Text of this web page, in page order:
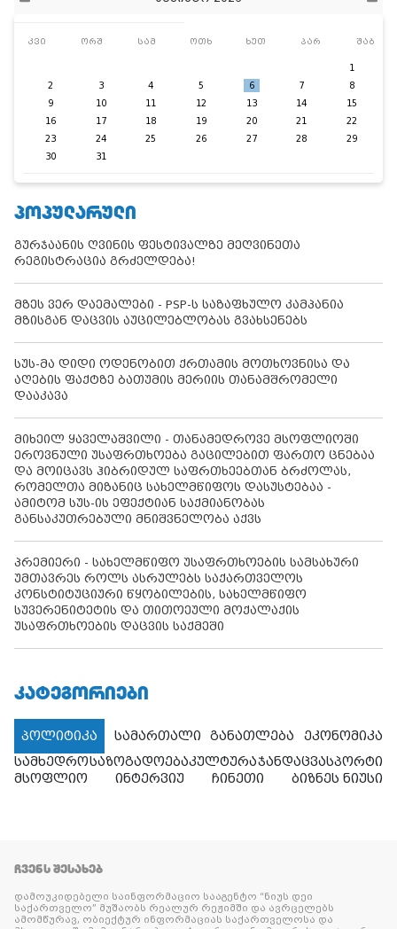
კვი ორშ სამ ოთხ ხუთ პარ შაბ
1
2
3 4 5 6 7
8
9
10 11 12 13 14
15
16
17 18 19 20 21
22
23
24 25 26 27 28
29
30
31
ᲞᲝᲞᲣᲚᲐᲠᲣᲚᲘ
გურჯაანის ღვინის ფესტივალზე მეღვინეთა
რეგისტრაცია გრძელდება!
მზეს ვერ დაემალები - PSP-ს საზაფხულო კამპანია
მზისგან დაცვის აუცილებლობას გვახსენებს
სუს-მა დიდი ოდენობით ქრთამის მოთხოვნისა და
აღების ფაქტზე ბათუმის მერიის თანამშრომელი
დააკავა
მიხეილ ყაველაშვილი - თანამედროვე მსოფლიოში
ეროვნული უსაფრთხოება გაცილებით ფართო ცნებაა
და მოიცავს ჰიბრიდულ საფრთხეებთან ბრძოლას,
რომელთა მიზანიც სახელმწიფოს დასუსტებაა -
ამიტომ სუს-ის ეფექტიან საქმიანობას
განსაკუთრებული მნიშვნელობა აქვს
პრემიერი - სახელმწიფო უსაფრთხოების სამსახური
უმთავრეს როლს ასრულებს საქართველოს
კონსტიტუციური წყობილების, სახელმწიფო
სუვერენიტეტის და თითოეული მოქალაქის
უსაფრთხოების დაცვის საქმეში
ᲙᲐᲢᲔᲒᲝᲠᲘᲔᲑᲘ
პოლიტიკა სამართალი განათლება
ეკონომიკა
სამხედროსაზოგადოებაკულტურაჯანდაცვასპორტი
მსოფლიო
ინტერვიუ ჩინეთი ბიზნეს ნიუსი
ᲩᲕᲔᲜᲡ ᲨᲔᲡᲐᲮᲔᲑ
დამოუკიდებელი საინფორმაციო სააგენტო “ნიუს დეი
საქართველო” მუშაობს რეალურ რეჟიმში და ავრცელებს
ამომწურავ, ობიექტურ ინფორმაციას საქართველოსა და